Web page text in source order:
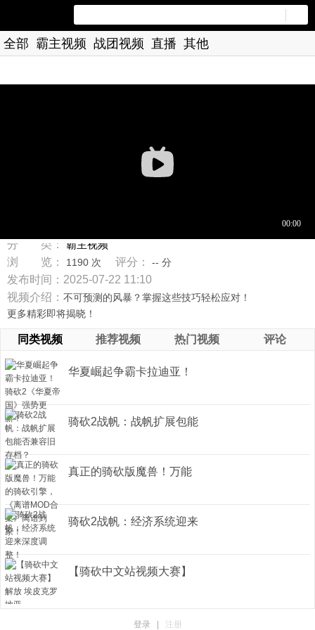
全部 霸主视频 战团视频 直播 其他
分 类：
霸主视频
浏 览：
1190 次 评分： -- 分
发布时间：2025-07-22 11:10
视频介绍： 不可预测的风暴？掌握这些技巧轻松应对！
更多精彩即将揭晓！
同类视频 推荐视频 热门视频 评论
华夏崛起争霸卡拉迪亚！
骑砍2战帆：战帆扩展包能
真正的骑砍版魔兽！万能
骑砍2战帆：经济系统迎来
【骑砍中文站视频大赛】
登录 注册